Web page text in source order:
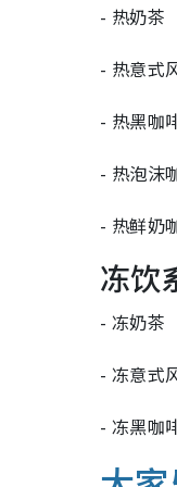
- 热奶茶
- 热意式
- 热黑咖
- 热泡沫
- 热鲜奶
冻饮
- 冻奶茶
- 冻意式
- 冻黑咖